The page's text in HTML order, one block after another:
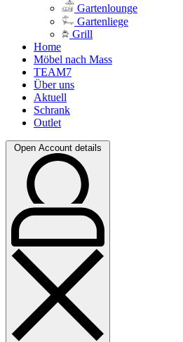
Gartenlounge
Gartenliege
Grill
Home
Möbel nach Mass
TEAM7
Über uns
Aktuell
Schrank
Outlet
Open Account details